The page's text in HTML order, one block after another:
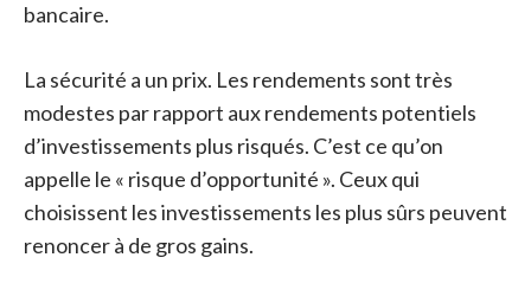
bancaire.
La sécurité a un prix. Les rendements sont très
modestes par rapport aux rendements potentiels
d’investissements plus risqués. C’est ce qu’on
appelle le « risque d’opportunité ». Ceux qui
choisissent les investissements les plus sûrs peuvent
renoncer à de gros gains.